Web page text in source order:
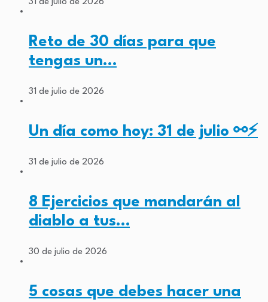
31 de julio de 2026
Reto de 30 días para que
tengas un…
31 de julio de 2026
Un día como hoy: 31 de julio ⚯⚡
31 de julio de 2026
8 Ejercicios que mandarán al
diablo a tus…
30 de julio de 2026
5 cosas que debes hacer una